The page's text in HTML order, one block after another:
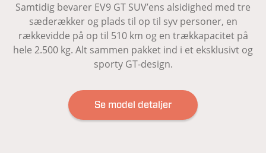
Samtidig bevarer EV9 GT SUV’ens alsidighed med tre
sæderækker og plads til op til syv personer, en
rækkevidde på op til 510 km og en trækkapacitet på
hele 2.500 kg. Alt sammen pakket ind i et eksklusivt og
sporty GT-design.
Se model detaljer